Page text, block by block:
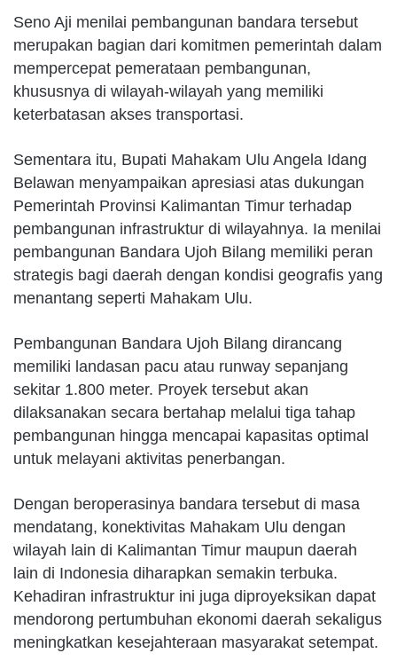
Seno Aji menilai pembangunan bandara tersebut
merupakan bagian dari komitmen pemerintah dalam
mempercepat pemerataan pembangunan,
khususnya di wilayah-wilayah yang memiliki
keterbatasan akses transportasi.
Sementara itu, Bupati Mahakam Ulu Angela Idang
Belawan menyampaikan apresiasi atas dukungan
Pemerintah Provinsi Kalimantan Timur terhadap
pembangunan infrastruktur di wilayahnya. Ia menilai
pembangunan Bandara Ujoh Bilang memiliki peran
strategis bagi daerah dengan kondisi geografis yang
menantang seperti Mahakam Ulu.
Pembangunan Bandara Ujoh Bilang dirancang
memiliki landasan pacu atau runway sepanjang
sekitar 1.800 meter. Proyek tersebut akan
dilaksanakan secara bertahap melalui tiga tahap
pembangunan hingga mencapai kapasitas optimal
untuk melayani aktivitas penerbangan.
Dengan beroperasinya bandara tersebut di masa
mendatang, konektivitas Mahakam Ulu dengan
wilayah lain di Kalimantan Timur maupun daerah
lain di Indonesia diharapkan semakin terbuka.
Kehadiran infrastruktur ini juga diproyeksikan dapat
mendorong pertumbuhan ekonomi daerah sekaligus
meningkatkan kesejahteraan masyarakat setempat.